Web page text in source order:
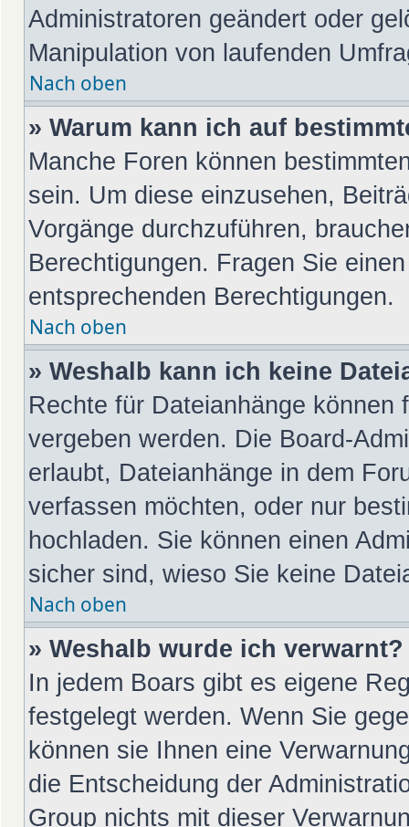
Administratoren geändert oder
Manipulation von laufenden
Nach oben
» Warum kann ich auf
Manche Foren können
sein. Um diese einzusehen,
Vorgänge durchzuführen,
Berechtigungen. Fragen Sie
entsprechenden Berechtigungen.
Nach oben
» Weshalb kann ich keine
Rechte für Dateianhänge
vergeben werden. Die Board-
erlaubt, Dateianhänge in dem
verfassen möchten, oder nur
hochladen. Sie können einen
sicher sind, wieso Sie keine
Nach oben
» Weshalb wurde ich verwarnt?
In jedem Boars gibt es eigene
festgelegt werden. Wenn Sie
können sie Ihnen eine
die Entscheidung der
Group nichts mit dieser